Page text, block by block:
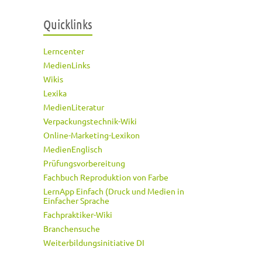
Quicklinks
Lerncenter
MedienLinks
Wikis
Lexika
MedienLiteratur
Verpackungstechnik-Wiki
Online-Marketing-Lexikon
MedienEnglisch
Prüfungsvorbereitung
Fachbuch Reproduktion von Farbe
LernApp Einfach (Druck und Medien in
Einfacher Sprache
Fachpraktiker-Wiki
Branchensuche
Weiterbildungsinitiative DI